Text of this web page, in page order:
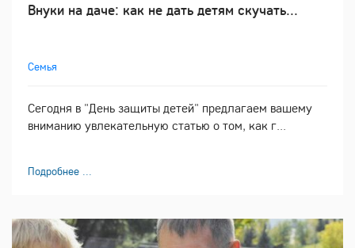
Внуки на даче: как не дать детям скучать...
Семья
Сегодня в "День защиты детей" предлагаем вашему
вниманию увлекательную статью о том, как г...
Подробнее ...